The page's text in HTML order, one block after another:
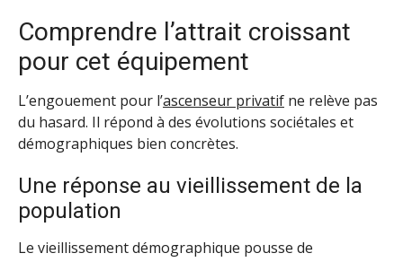
Comprendre l’attrait croissant
pour cet équipement
L’engouement pour l’ascenseur privatif ne relève pas
du hasard. Il répond à des évolutions sociétales et
démographiques bien concrètes.
Une réponse au vieillissement de la
population
Le vieillissement démographique pousse de